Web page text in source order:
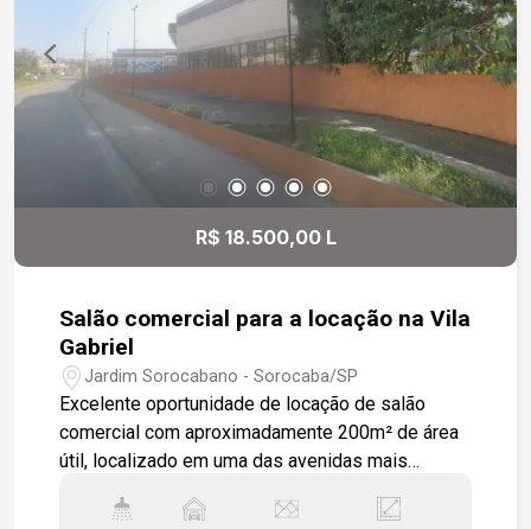
dois elevadores com ótima acessibilidade;
Ambiente amplo e bem iluminado; Ótima
ventilação; Fácil acesso para clientes e
funcionários; Forte fluxo de pedestres e
visibilidade comercial. Ideal para: Escritórios de
advocacia, contabilidade, consultórios, agências,
entre outros. Endereço estratégico, com fácil
acesso a transporte público e estacionamento
próximo. Entre em contato e agende sua visita.
R$ 18.500,00 L
Salão comercial para a locação na Vila
Gabriel
Jardim Sorocabano - Sorocaba/SP
Excelente oportunidade de locação de salão
comercial com aproximadamente 200m² de área
útil, localizado em uma das avenidas mais
Situado em um complexo comercial consolidado,